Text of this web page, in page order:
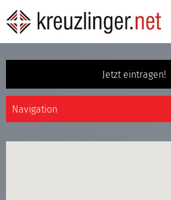
Jetzt eintragen!